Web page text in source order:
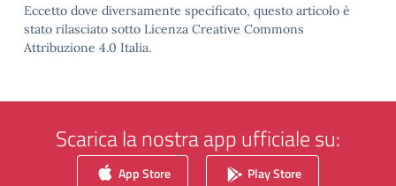
Eccetto dove diversamente specificato, questo articolo è
stato rilasciato sotto Licenza Creative Commons
Attribuzione 4.0 Italia.
Scarica la nostra app ufficiale su:
App Store Play Store